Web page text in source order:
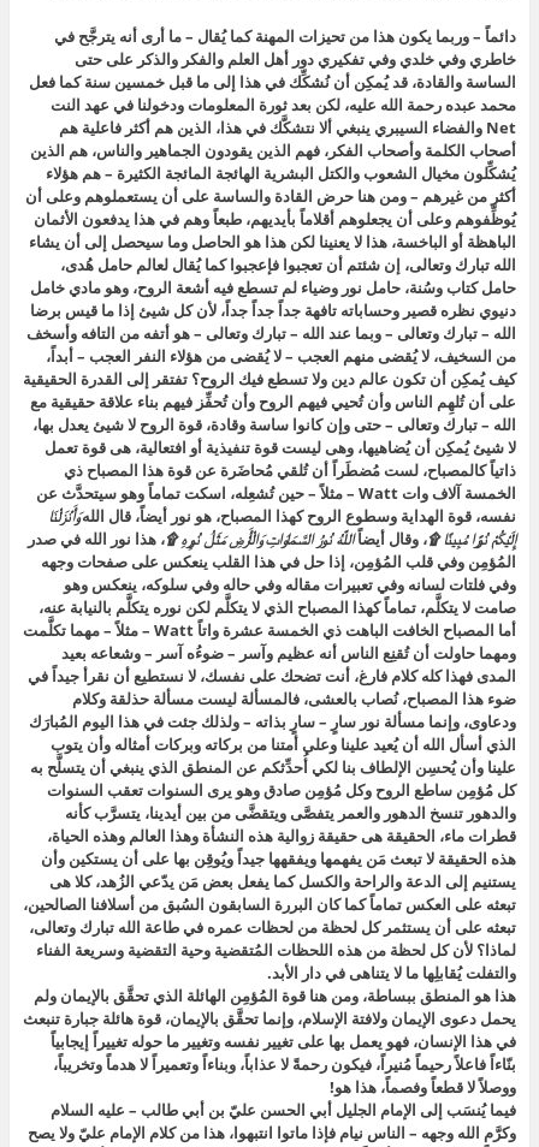
دائماً – وربما يكون هذا من تحيزات المهنة كما يُقال – ما أرى أنه يترجَّح في
خاطري وفي خلدي وفي تفكيري دور أهل العلم والفكر والذكر على حتى
الساسة والقادة، قد يُمكِن أن نُشكِّك في هذا إلى ما قبل خمسين سنة كما فعل
محمد عبده رحمة الله عليه، لكن بعد ثورة المعلومات ودخولنا في عهد النت
Net والفضاء السيبري ينبغي ألا نتشكَّك في هذا، الذين هم أكثر فاعلية هم
أصحاب الكلمة وأصحاب الفكر، فهم الذين يقودون الجماهير والناس، هم الذين
يُشكِّلون مخيال الشعوب والكتل البشرية الهائجة المائجة الكثيرة – هم هؤلاء
أكثر من غيرهم – ومن هنا حرض القادة والساسة على أن يستعملوهم وعلى أن
يُوظِّفوهم وعلى أن يجعلوهم أقلاماً بأيديهم، طبعاً وهم في هذا يدفعون الأثمان
الباهظة أو الباخسة، هذا لا يعنينا لكن هذا هو الحاصل وما سيحصل إلى أن يشاء
الله تبارك وتعالى، إن شئتم أن تعجبوا فإعجبوا كما يُقال لعالم حامل هُدى،
حامل كتاب وسُنة، حامل نور وضياء لم تسطع فيه أشعة الروح، وهو مادي خامل
دنيوي نظره قصير وحساباته تافهة جداً جداً جداً، لأن كل شيئ إذا ما قيس برضا
الله – تبارك وتعالى – وبما عند الله – تبارك وتعالى – هو أتفه من التافه وأسخف
من السخيف، لا يُقضى منهم العجب – لا يُقضى من هؤلاء النفر العجب – أبداً،
كيف يُمكِن أن تكون عالم دين ولا تسطع فيك الروح؟ تفتقر إلى القدرة الحقيقية
على أن تُلهِم الناس وأن تُحيي فيهم الروح وأن تُحفِّز فيهم بناء علاقة حقيقية مع
الله – تبارك وتعالى – حتى وإن كانوا ساسة وقادة، قوة الروح لا شيئ يعدل بها،
لا شيئ يُمكِن أن يُضاهيها، وهى ليست قوة تنفيذية أو افتعالية، هى قوة تعمل
ذاتياً كالمصباح، لست مُضطَراً أن تُلقي مُحاضَرة عن قوة هذا المصباح ذي
الخمسة آلاف وات Watt – مثلاً – حين تُشعِله، اسكت تماماً وهو سيتحدَّث عن
نفسه، قوة الهداية وسطوع الروح كهذا المصباح، هو نور أيضاً، قال اللهوَأَنْزَلْنَا
إِلَيْكُمْ نُورًا مُبِينًا ۩، وقال أيضاًاللَّهُ نُورُ السَّمَاوَاتِ وَالْأَرْضِ مَثَلُ نُورِهِ ۩، هذا نور الله في صدر
المُؤمِن وفي قلب المُؤمِن، إذا حل في هذا القلب ينعكس على صفحات وجهه
وفي فلتات لسانه وفي تعبيرات مقاله وفي حاله وفي سلوكه، ينعكس وهو
صامت لا يتكلَّم، تماماً كهذا المصباح الذي لا يتكلَّم لكن نوره يتكلَّم بالنيابة عنه،
أما المصباح الخافت الباهت ذي الخمسة عشرة واتاً Watt – مثلاً – مهما تكلَّمت
ومهما حاولت أن تُقنِع الناس أنه عظيم وآسر – ضوءُه آسر – وشعاعه بعيد
المدى فهذا كله كلام فارغ، أنت تضحك على نفسك، لا نستطيع أن نقرأ جيداً في
ضوء هذا المصباح، نُصاب بالعشى، فالمسألة ليست مسألة حذلقة وكلام
ودعاوى، وإنما مسألة نور سارٍ – سارٍ بذاته – ولذلك جئت في هذا اليوم المُبارَك
الذي أسأل الله أن يُعيد علينا وعلى أمتنا من بركاته وبركات أمثاله وأن يتوب
علينا وأن يُحسِن الإلطاف بنا لكي أُحدِّثكم عن المنطق الذي ينبغي أن يتسلَّح به
كل مُؤمِن ساطع الروح وكل مُؤمِن صادق وهو يرى السنوات تعقب السنوات
والدهور تنسخ الدهور والعمر يتفصَّى ويتقضَّى من بين أيدينا، يتسرَّب كأنه
قطرات ماء، الحقيقة هى حقيقة زوالية هذه النشأة وهذا العالم وهذه الحياة،
هذه الحقيقة لا تبعث مَن يفهمها ويفقهها جيداً ويُوقِن بها على أن يستكين وأن
يستنيم إلى الدعة والراحة والكسل كما يفعل بعض مَن يدّعي الزُهد، كلا هى
تبعثه على العكس تماماً كما كان البررة السابقون السُبق من أسلافنا الصالحين،
تبعثه على أن يستثمر كل لحظة من لحظات عمره في طاعة الله تبارك وتعالى،
لماذا؟ لأن كل لحظة من هذه اللحظات المُتقضية وحية التقضية وسريعة الفناء
والتفلت يُقابلِها ما لا يتناهى في دار الأبد.
هذا هو المنطق ببساطة، ومن هنا قوة المُؤمِن الهائلة الذي تحقَّق بالإيمان ولم
يحمل دعوى الإيمان ولافتة الإسلام، وإنما تحقَّق بالإيمان، قوة هائلة جبارة تنبعث
في هذا الإنسان، فهو يعمل بها على تغيير نفسه وتغيير ما حوله تغييراً إيجابياً
بنّاءاً فاعلاً رحيماً مُنيراً، فيكون رحمةً لا عذاباً، وبناءاً وتعميراً لا هدماً وتخريباً،
ووصلاً لا قطعاً وفصماً، هذا هو!
فيما يُنسَب إلى الإمام الجليل أبي الحسن عليّ بن أبي طالب – عليه السلام
وكرَّم الله وجهه – الناس نيام فإذا ماتوا انتبهوا، هذا من كلام الإمام عليّ ولا يصح